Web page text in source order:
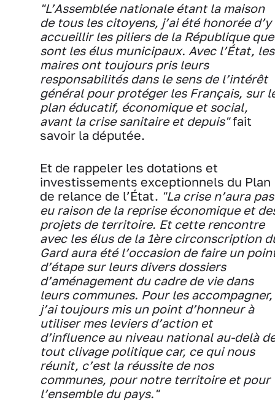
"L’Assemblée nationale étant la maison
de tous les citoyens, j’ai été honorée d’y
accueillir les piliers de la République que
sont les élus municipaux. Avec l’État, les
maires ont toujours pris leurs
responsabilités dans le sens de l’intérêt
général pour protéger les Français, sur
plan éducatif, économique et social,
avant la crise sanitaire et depuis"fait
savoir la députée.
Et de rappeler les dotations et
investissements exceptionnels du Plan
de relance de l’État. "La crise n’aura pas
eu raison de la reprise économique et
projets de territoire. Et cette rencontre
avec les élus de la 1ère circonscription
Gard aura été l’occasion de faire un
d’étape sur leurs divers dossiers
d’aménagement du cadre de vie dans
leurs communes. Pour les accompagner,
j’ai toujours mis un point d’honneur à
utiliser mes leviers d’action et
d’influence au niveau national au-delà
tout clivage politique car, ce qui nous
réunit, c’est la réussite de nos
communes, pour notre territoire et pour
l’ensemble du pays."